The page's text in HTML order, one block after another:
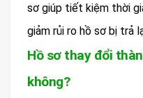
sơ giúp tiết kiệm thời
giảm rủi ro hồ sơ bị trả
Hồ sơ thay đổi
không?